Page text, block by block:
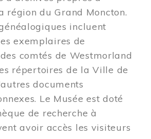
région du Grand Moncton.
incluent
exemplaires de
comtés de Westmorland
répertoires de la Ville de
documents
Le Musée est doté
de recherche à
avoir accès les visiteurs